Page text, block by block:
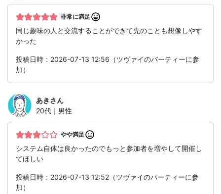
非常に満足
同じ趣味の人と交流することができて先のことも想像しやす
かった
投稿日時：2026-07-13 12:56（ツヴァイのパーティーに参
加）
あきさん
20代｜男性
やや満足
システム自体は良かったのでもっと参加者を増やして開催し
てほしい
投稿日時：2026-07-13 12:52（ツヴァイのパーティーに参
加）